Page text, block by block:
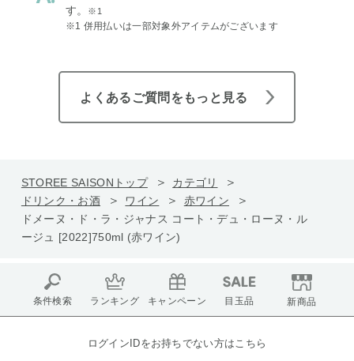
す。
※1
※1 併用払いは一部対象外アイテムがございます
よくあるご質問をもっと見る
STOREE SAISONトップ
カテゴリ
ドリンク・お酒
ワイン
赤ワイン
ドメーヌ・ド・ラ・ジャナス コート・デュ・ローヌ・ル
ージュ [2022]750ml (赤ワイン)
条件検索 ランキング キャンペーン 目玉品 新商品
ログインIDをお持ちでない方はこちら